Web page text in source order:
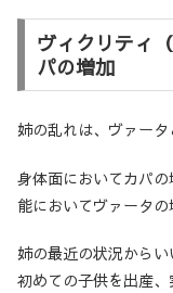
ヴィクリティ
パの増加
姉の乱れは、ヴァータ
身体面においてカパ
能においてヴァータの
姉の最近の状況から
初めての子供を出産